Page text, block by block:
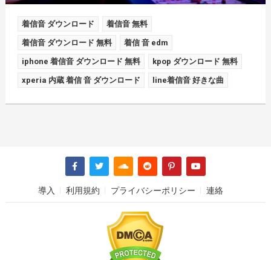
着信音 ダウンロード 着信音 無料
着信音 ダウンロード 無料 着信 音 edm
iphone 着信音 ダウンロード 無料 kpop ダウンロード 無料
xperia 内蔵 着信 音 ダウンロード line着信音 好きな曲
導入 利用規約 プライバシーポリシー 連絡